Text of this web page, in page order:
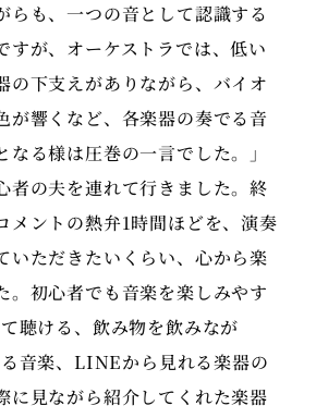
らも、一つの音として認識する
すが、オーケストラでは、低い
の下支えがありながら、バイオ
が響くなど、各楽器の奏でる音
なる様は圧巻の一言でした。」
者の夫を連れて行きました。終
メントの熱弁1時間ほどを、演奏
いただきたいくらい、心から楽
。初心者でも音楽を楽しみやす
聴ける、飲み物を飲みなが
音楽、LINEから見れる楽器の
に見ながら紹介してくれた楽器